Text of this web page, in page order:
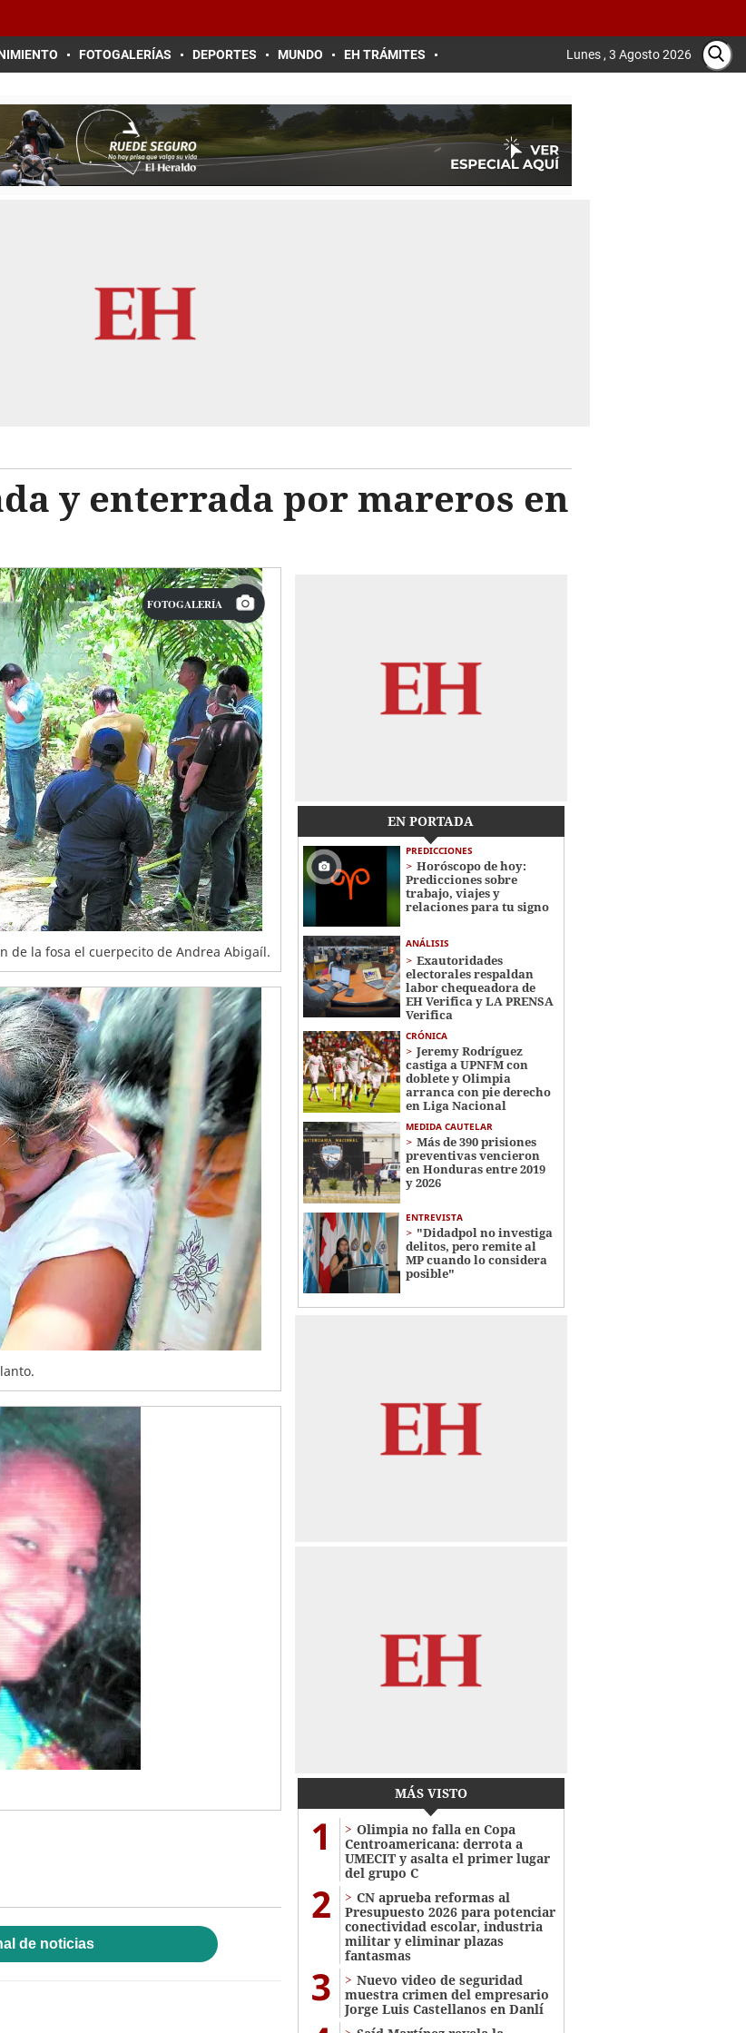
FOTOGALERÍAS DEPORTES MUNDO EH TRÁMITES Lunes , 3 Agosto 2026
y enterrada por mareros en
FOTOGALERÍA
de la fosa el cuerpecito de Andrea Abigaíl.
de noticias
EN PORTADA
PREDICCIONES
Horóscopo de hoy:
Predicciones sobre
trabajo, viajes y
relaciones para tu signo
ANÁLISIS
Exautoridades
electorales respaldan
labor chequeadora de
EH Verifica y LA PRENSA
Verifica
CRÓNICA
Jeremy Rodríguez
castiga a UPNFM con
doblete y Olimpia
arranca con pie derecho
en Liga Nacional
MEDIDA CAUTELAR
Más de 390 prisiones
preventivas vencieron
en Honduras entre 2019
y 2026
ENTREVISTA
"Didadpol no investiga
delitos, pero remite al
MP cuando lo considera
posible"
MÁS VISTO
1
Olimpia no falla en Copa
Centroamericana: derrota a
UMECIT y asalta el primer lugar
del grupo C
2
CN aprueba reformas al
Presupuesto 2026 para potenciar
conectividad escolar, industria
militar y eliminar plazas
fantasmas
3
Nuevo video de seguridad
muestra crimen del empresario
Jorge Luis Castellanos en Danlí